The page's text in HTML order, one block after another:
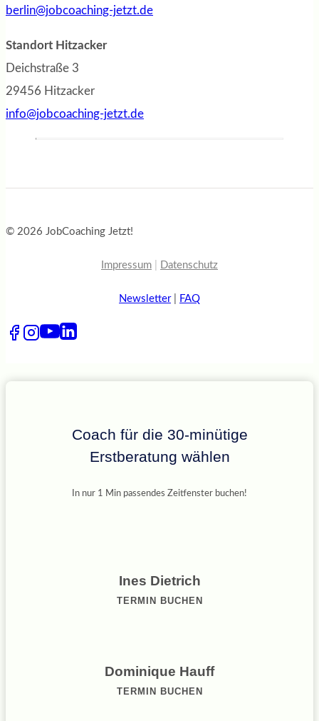
berlin@jobcoaching-jetzt.de
Standort Hitzacker
Deichstraße 3
29456 Hitzacker
info@jobcoaching-jetzt.de
© 2026 JobCoaching Jetzt!
Impressum Datenschutz
Newsletter| FAQ
Coach für die 30-minütige
Erstberatung wählen
In nur 1 Min passendes Zeitfenster buchen!
Ines Dietrich
TERMIN BUCHEN
Dominique Hauff
TERMIN BUCHEN